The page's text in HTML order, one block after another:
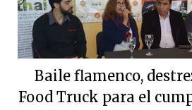
Baile flamenco,
Food Truck para el